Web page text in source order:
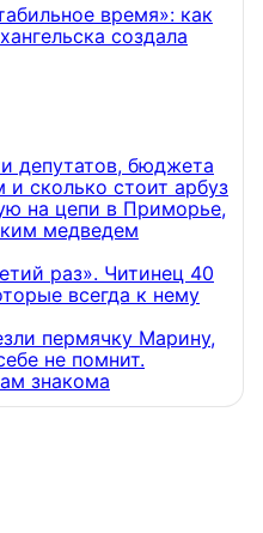
время»: как
создала
депутатов, бюджета
и сколько стоит арбуз
на цепи в Приморье,
медведем
раз». Читинец 40
всегда к нему
пермячку Марину,
не помнит.
знакома